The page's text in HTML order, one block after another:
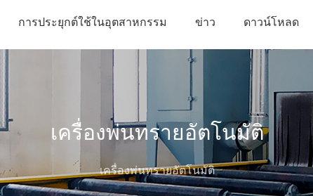
การประยุกต์ใช้ในอุตสาหกรรม ข่าว ดาวน์โหลด
เครื่องพ่นทรายอัตโนมัติ
เครื่องพ่นทรายอัตโนมัติ